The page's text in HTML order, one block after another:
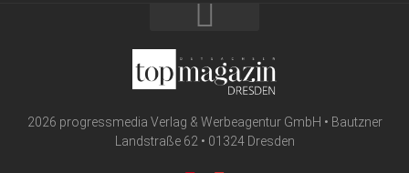
2026 progressmedia Verlag & Werbeagentur GmbH • Bautzner
Landstraße 62 • 01324 Dresden